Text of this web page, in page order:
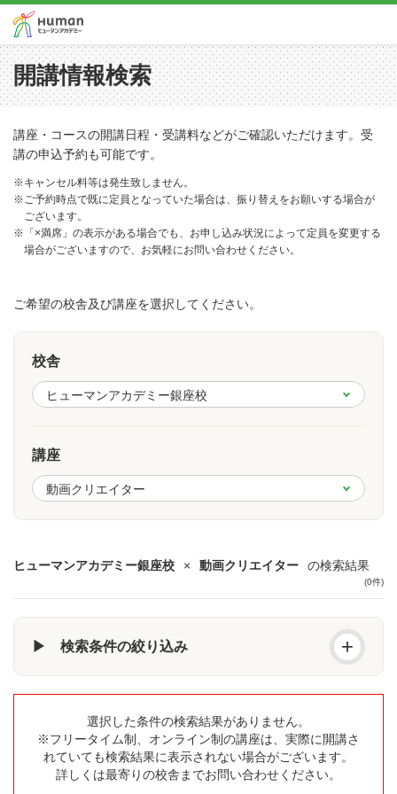
開講情報検索
講座・コースの開講日程・受講料などがご確認いただけます。受
講の申込予約も可能です。
※キャンセル料等は発生致しません。
※ご予約時点で既に定員となっていた場合は、振り替えをお願いする場合が
ございます。
※「×満席」の表示がある場合でも、お申し込み状況によって定員を変更する
場合がございますので、お気軽にお問い合わせください。
ご希望の校舎及び講座を選択してください。
校舎
講座
ヒューマンアカデミー銀座校 × 動画クリエイター の検索結果
(0件)
▶ 検索条件の絞り込み +
選択した条件の検索結果がありません。
※フリータイム制、オンライン制の講座は、実際に開講さ
れていても検索結果に表示されない場合がございます。
詳しくは最寄りの校舎までお問い合わせください。